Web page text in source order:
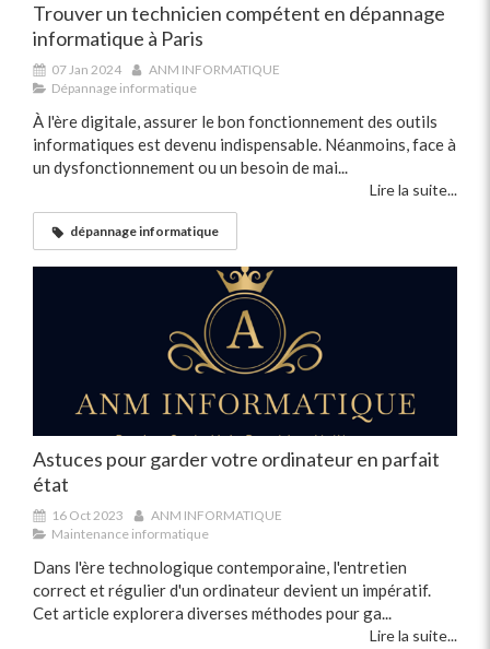
Trouver un technicien compétent en dépannage
informatique à Paris
07 Jan 2024
ANM INFORMATIQUE
Dépannage informatique
À l'ère digitale, assurer le bon fonctionnement des outils
informatiques est devenu indispensable. Néanmoins, face à
un dysfonctionnement ou un besoin de mai...
Lire la suite...
dépannage informatique
Astuces pour garder votre ordinateur en parfait
état
16 Oct 2023
ANM INFORMATIQUE
Maintenance informatique
Dans l'ère technologique contemporaine, l'entretien
correct et régulier d'un ordinateur devient un impératif.
Cet article explorera diverses méthodes pour ga...
Lire la suite...